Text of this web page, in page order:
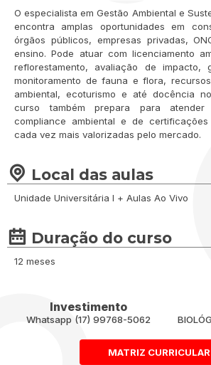
O especialista em Gestão Ambiental e
encontra amplas oportunidades em
órgãos públicos, empresas privadas,
ensino. Pode atuar com licenciamento
reflorestamento, avaliação de impacto,
monitoramento de fauna e flora,
ambiental, ecoturismo e até docência
curso também prepara para
compliance ambiental e de certificações
cada vez mais valorizadas pelo mercado.
Local das aulas
Unidade Universitária l + Aulas Ao Vivo
Duração do curso
12 meses
Investimento
Whatsapp (17) 99768-5062
MATRIZ CURRICULAR